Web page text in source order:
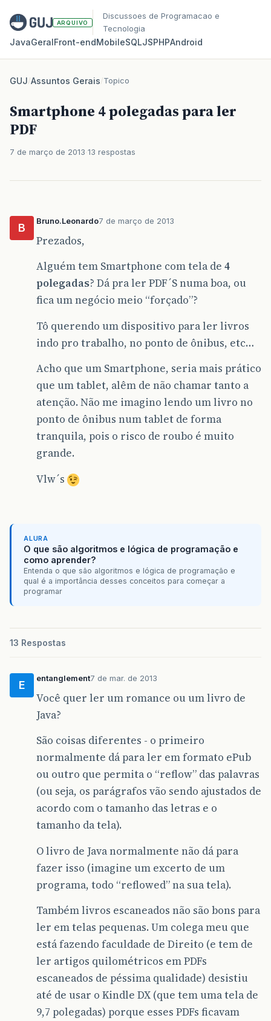
ARQUIVO
Discussoes de Programacao e
Tecnologia
JavaGeralFront‑endMobileSQLJSPHPAndroid
GUJ/Assuntos Gerais/Topico
Smartphone 4 polegadas para ler
PDF
7 de março de 2013 13 respostas
B
Bruno.Leonardo7 de março de 2013
Prezados,
Alguém tem Smartphone com tela de 4
polegadas? Dá pra ler PDF´S numa boa, ou
fica um negócio meio “forçado”?
Tô querendo um dispositivo para ler livros
indo pro trabalho, no ponto de ônibus, etc…
Acho que um Smartphone, seria mais prático
que um tablet, alêm de não chamar tanto a
atenção. Não me imagino lendo um livro no
ponto de ônibus num tablet de forma
tranquila, pois o risco de roubo é muito
grande.
Vlw´s
ALURA
O que são algoritmos e lógica de programação e
como aprender?
Entenda o que são algoritmos e lógica de programação e
qual é a importância desses conceitos para começar a
programar
13 Respostas
E
entanglement7 de mar. de 2013
Você quer ler um romance ou um livro de
Java?
São coisas diferentes - o primeiro
normalmente dá para ler em formato ePub
ou outro que permita o “reflow” das palavras
(ou seja, os parágrafos vão sendo ajustados de
acordo com o tamanho das letras e o
tamanho da tela).
O livro de Java normalmente não dá para
fazer isso (imagine um excerto de um
programa, todo “reflowed” na sua tela).
Também livros escaneados não são bons para
ler em telas pequenas. Um colega meu que
está fazendo faculdade de Direito (e tem de
ler artigos quilométricos em PDFs
escaneados de péssima qualidade) desistiu
até de usar o Kindle DX (que tem uma tela de
9,7 polegadas) porque esses PDFs ficavam